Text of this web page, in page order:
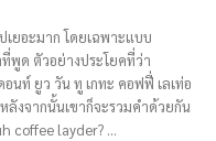
เยอะมาก โดยเฉพาะแบบ
พูด ตัวอย่างประโยคที่ว่า
นท์ ยูว วัน ทู เกทะ คอฟฟี่ เลเท่อ
ลังจากนั้นเขาก็จะรวมคำด้วยกัน
coffee layder? ...